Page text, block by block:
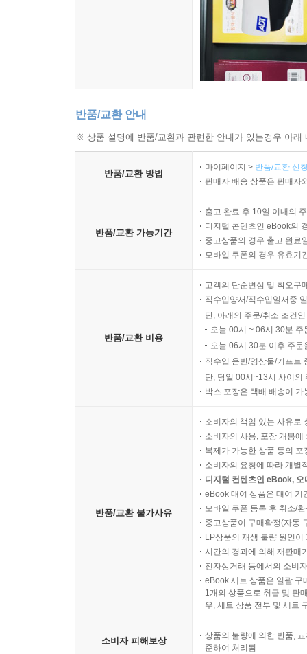
반품/교환 안내
※ 상품 설명에 반품/교환과 관련한 안내가 있는경우 아
반품/교환 방법
마이페이지 > 반품/교환 신
판매자 배송 상품은 판매자
반품/교환 가능기간
출고 완료 후 10일 이내의
디지털 콘텐츠인 eBook의
중고상품의 경우 출고 완료
모바일 쿠폰의 경우 유효기
반품/교환 비용
고객의 단순변심 및 착오구
직수입양서/직수입일서중
단, 아래의 주문/취소 조건
오늘 00시 ~ 06시 30분
오늘 06시 30분 이후 주
직수입 음반/영상물/기프트
단, 당일 00시~13시 사이의
박스 포장은 택배 배송이
반품/교환 불가사유
소비자의 책임 있는 사유로
소비자의 사용, 포장 개봉
복제가 가능한 상품 등의
소비자의 요청에 따라 개별
디지털 컨텐츠인 eBook,
eBook 대여 상품은 대여 기
모바일 쿠폰 등록 후 취소/
중고상품이 구매확정(자동
LP상품의 재생 불량 원인
시간의 경과에 의해 재판매
전자상거래 등에서의 소비
eBook 세트 상품은 일괄 구
1개의 상품으로 취급 및 판
우, 세트 상품 전부 및 세트
소비자 피해보상
상품의 불량에 의한 반품,
준하여 처리됨